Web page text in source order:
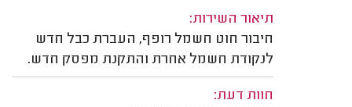
תיאור השירות:
חיבור חוט חשמל רופף, העברת כבל חדש
לנקודת חשמל אחרת והתקנת מפסק חדש.
חוות דעת: